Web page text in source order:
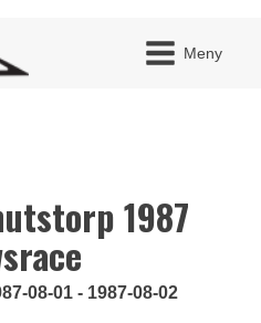
Meny
1987
08-01 - 1987-08-02